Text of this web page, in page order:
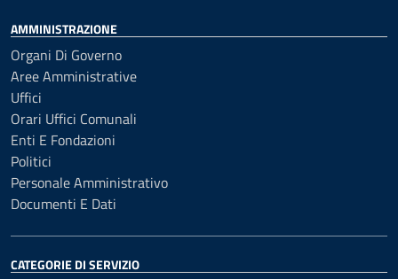
AMMINISTRAZIONE
Organi Di Governo
Aree Amministrative
Uffici
Orari Uffici Comunali
Enti E Fondazioni
Politici
Personale Amministrativo
Documenti E Dati
CATEGORIE DI SERVIZIO